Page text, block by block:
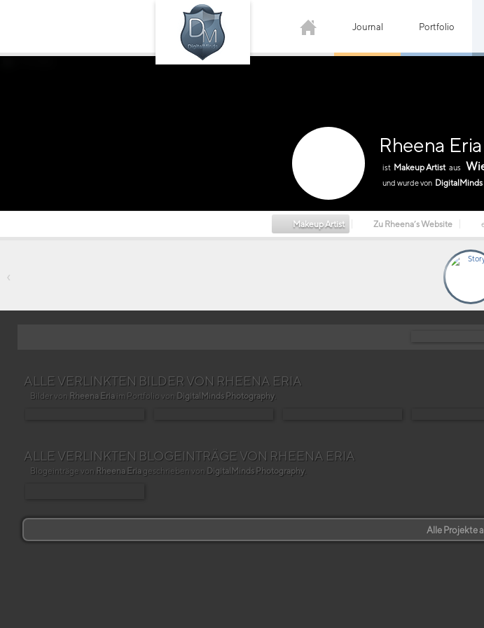
Journal Portfolio
Rheena Eria
ist Makeup Artist aus
und wurde von
Makeup Artist Zu Rheena’s Website
‹
ALLE VERLINKTEN BILDER VON RHEENA ERIA
Bilder von Rheena Eria im Portfolio von DigitalMinds Photography.
ALLE VERLINKTEN BLOGEINTRÄGE VON RHEENA ERIA
Blogeinträge von Rheena Eria geschrieben von DigitalMinds Photography.
Alle Projekte